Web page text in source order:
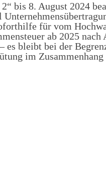
bis 8. August 2024
für vom
ab 2025 nach
es bleibt bei der
im